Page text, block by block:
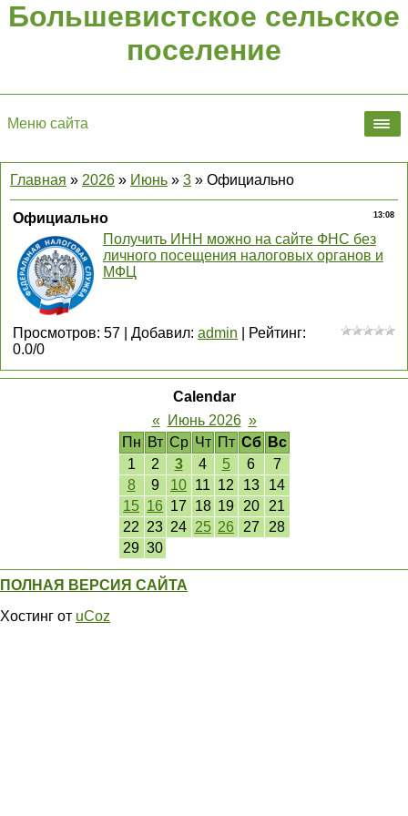
Большевистское сельское
поселение
Меню сайта
Главная » 2026 » Июнь » 3 » Официально
13:08
Официально
Получить ИНН можно на сайте ФНС без
личного посещения налоговых органов и
МФЦ
Просмотров: 57 Добавил: admin Рейтинг:
0.0/0
Calendar
«
Июнь 2026 »
Пн Вт Ср Чт Пт Сб
Вс
1
2 3 4 5 6
7
8
9 10 11 12 13
14
15 16 17 18 19 20
21
22 23 24 25 26 27
28
29 30
ПОЛНАЯ ВЕРСИЯ САЙТА
Хостинг от uCoz